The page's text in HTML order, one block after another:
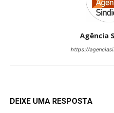
Agência
https://
DEIXE UMA RESPOSTA